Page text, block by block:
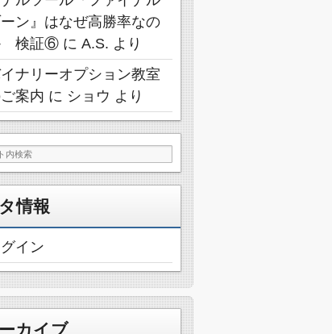
ン』はなぜ高勝率なの
検証⑥ に A.S. より
ナリーオプション教室
案内 に ショウ より
情報
イン
カイブ